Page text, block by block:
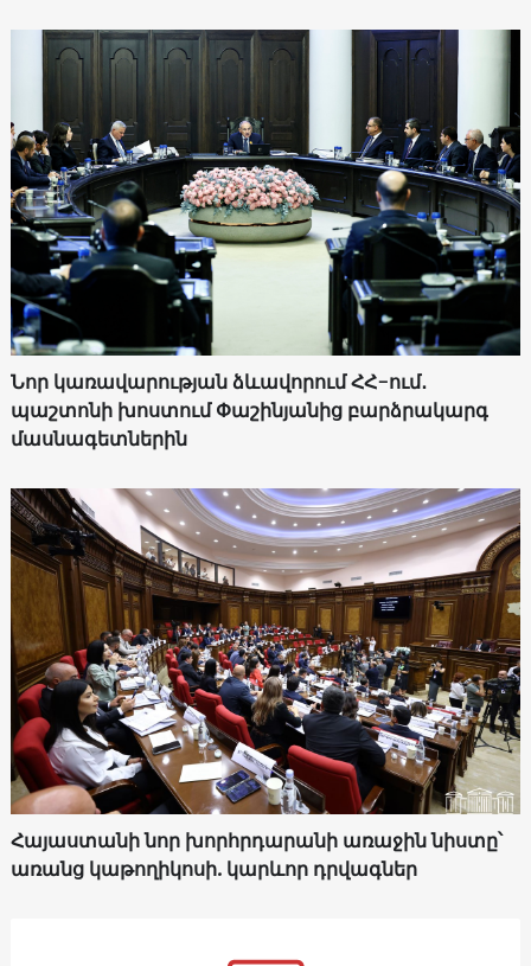
Նոր կառավարության ձևավորում ՀՀ-ում․
պաշտոնի խոստում Փաշինյանից բարձրակարգ
մասնագետներին
Հայաստանի նոր խորհրդարանի առաջին նիստը՝
առանց կաթողիկոսի. կարևոր դրվագներ